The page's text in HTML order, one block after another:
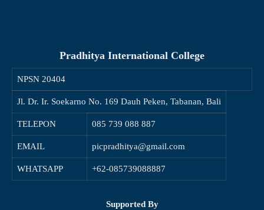
Pradhitya International College
NPSN 20404
Jl. Dr. Ir. Soekarno No. 169 Dauh Peken, Tabanan, Bali
TELEPON 085 739 088 887
EMAIL picpradhitya@gmail.com
WHATSAPP +62-085739088887
Supported By